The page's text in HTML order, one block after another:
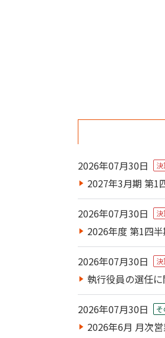
2026年07月30日
2027年3月期 第1
2026年07月30日
2026年度 第1四
2026年07月30日
執行役員の選任に
2026年07月30日
2026年6月 月次